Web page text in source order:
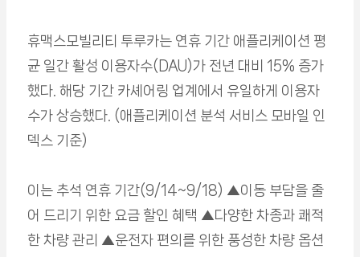
휴맥스모빌리티 투루카는 연휴 기간 애플리케이션 평
균 일간 활성 이용자수(DAU)가 전년 대비 15% 증가
했다. 해당 기간 카셰어링 업계에서 유일하게 이용자
수가 상승했다. (애플리케이션 분석 서비스 모바일 인
덱스 기준)
이는 추석 연휴 기간(9/14~9/18) ▲이동 부담을 줄
어 드리기 위한 요금 할인 혜택 ▲다양한 차종과 쾌적
한 차량 관리 ▲운전자 편의를 위한 풍성한 차량 옵션